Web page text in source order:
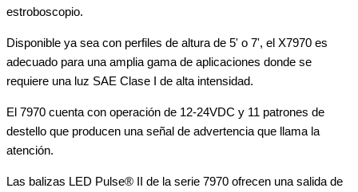
estroboscopio.
Disponible ya sea con perfiles de altura de 5' o 7', el X7970 es
adecuado para una amplia gama de aplicaciones donde se
requiere una luz SAE Clase I de alta intensidad.
El 7970 cuenta con operación de 12-24VDC y 11 patrones de
destello que producen una señal de advertencia que llama la
atención.
Las balizas LED Pulse® II de la serie 7970 ofrecen una salida de